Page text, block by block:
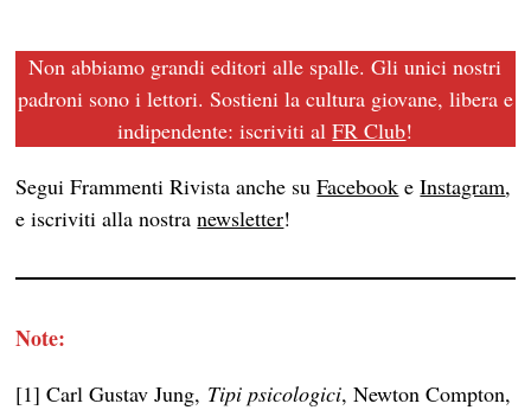
Non abbiamo grandi editori alle spalle. Gli unici nostri
padroni sono i lettori. Sostieni la cultura giovane, libera e
indipendente: iscriviti alFR Club!
Segui Frammenti Rivista anche suFacebook eInstagram,
e iscriviti alla nostranewsletter!
Note:
[1] Carl Gustav Jung, Tipi psicologici, Newton Compton,